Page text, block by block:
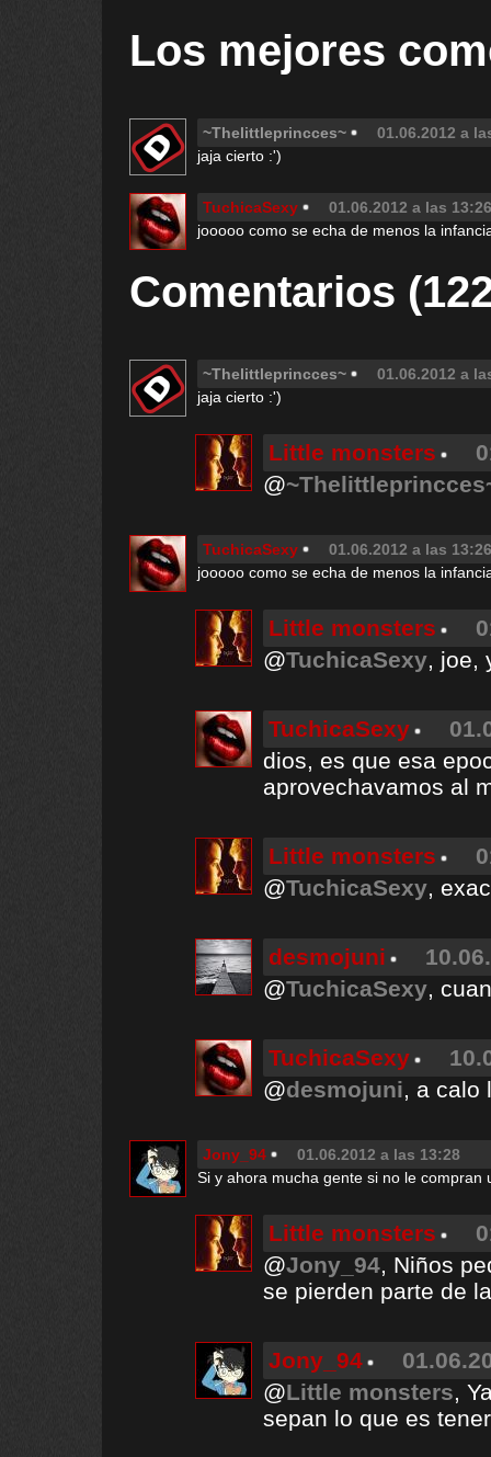
Los mejores
~Thelittleprincces~
01.06.2012 a
jaja cierto :')
TuchicaSexy
01.06.2012 a las 13:26
jooooo como se echa de menos la
Comentarios
~Thelittleprincces~
01.06.2012 a
jaja cierto :')
Little monsters
@
TuchicaSexy
01.06.2012 a las 13:26
jooooo como se echa de menos la
Little monsters
@TuchicaSexy, joe,
TuchicaSexy
dios, es que esa
aprovechavamos al
Little monsters
@TuchicaSexy,
desmojuni
@TuchicaSexy,
TuchicaSexy
@desmojuni, a calo
Jony_94
01.06.2012 a las 13:28
Si y ahora mucha gente si no le
Little monsters
@Jony_94, Niños
se pierden parte de
Jony_94
@Little monsters,
sepan lo que es